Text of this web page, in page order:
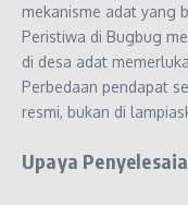
mekanisme adat yang
Peristiwa di Bugbug
di desa adat
Perbedaan pendapat
resmi, bukan di
Upaya